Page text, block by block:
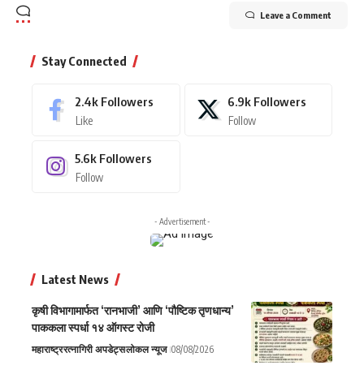
Leave a Comment
Stay Connected
2.4k Followers
Like
6.9k Followers
Follow
5.6k Followers
Follow
- Advertisement -
Latest News
कृषी विभागामार्फत ‘रानभाजी’ आणि ‘पौष्टिक तृणधान्य’
पाककला स्पर्धा १४ ऑगस्ट रोजी
महाराष्ट्ररत्नागिरी अपडेट्सलोकल न्यूज 08/08/2026